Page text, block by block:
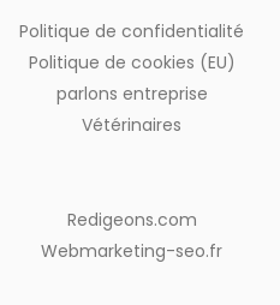
Politique de confidentialité
Politique de cookies (EU)
parlons entreprise
Vétérinaires
Redigeons.com
Webmarketing-seo.fr